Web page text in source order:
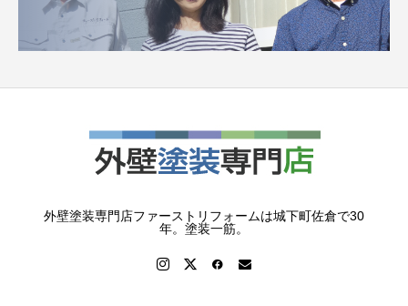
外壁塗装専門店ファーストリフォームは城下町佐倉で30
年。塗装一筋。